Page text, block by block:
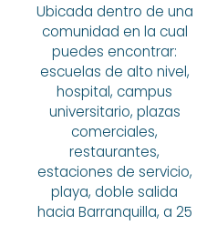
Ubicada dentro de una
comunidad en la cual
puedes encontrar:
escuelas de alto nivel,
hospital, campus
universitario, plazas
comerciales,
restaurantes,
estaciones de servicio,
playa, doble salida
hacia Barranquilla, a 25